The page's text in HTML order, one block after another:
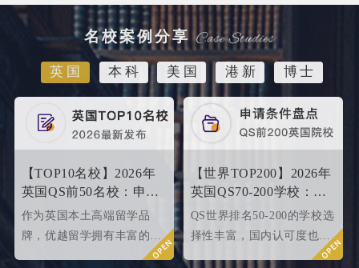
名校案例分享
英国 本科 美国 港新 博士
【TOP10名校】2026年
英国QS前50名校：申请
条件终极大盘点！
作为英国本土高端留学品
牌，优越留学拥有丰富的名
校申请成功案例，借此篇文
【世界TOP200】2026年
英国QS70-200学校：申
请条件大盘点
QS世界排名50-200的学校选
择性丰富，国内认可度也很
高，所以今天优越就来给大